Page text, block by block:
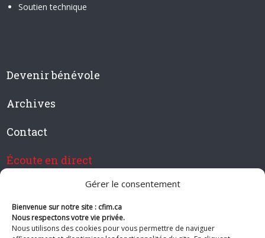
Gérer le consentement
Bienvenue sur notre site : cfim.ca
Nous respectons votre vie privée.
Nous utilisons des cookies pour vous permettre de naviguer
Soutien technique
Devenir bénévole
Archives
Contact
Écoute en direct
Devenir membre de CFIM